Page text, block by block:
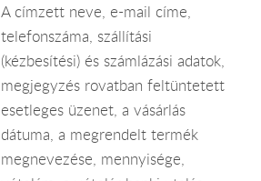
A címzett neve, e-mail címe,
telefonszáma, szállítási
(kézbesítési) és számlázási adatok,
megjegyzés rovatban feltüntetett
esetleges üzenet, a vásárlás
dátuma, a megrendelt termék
megnevezése, mennyisége,